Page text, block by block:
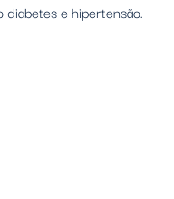
diabetes e hipertensão.